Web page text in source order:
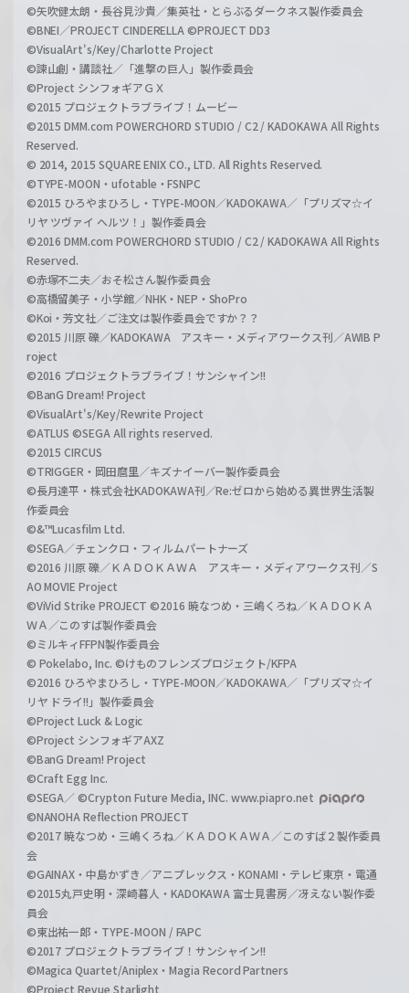
©矢吹健太朗・長谷見沙貴／集英社・とらぶるダークネス製作委員会
©BNEI／PROJECT CINDERELLA ©PROJECT DD3
©VisualArt's/Key/Charlotte Project
©諫山創・講談社／「進撃の巨人」製作委員会
©Project シンフォギアＧＸ
©2015 プロジェクトラブライブ！ムービー
©2015 DMM.com POWERCHORD STUDIO / C2 / KADOKAWA All Rights
Reserved.
© 2014, 2015 SQUARE ENIX CO., LTD. All Rights Reserved.
©TYPE-MOON・ufotable・FSNPC
©2015 ひろやまひろし・TYPE-MOON／KADOKAWA／「プリズマ☆イ
リヤ ツヴァイ ヘルツ！」製作委員会
©2016 DMM.com POWERCHORD STUDIO / C2 / KADOKAWA All Rights
Reserved.
©赤塚不二夫／おそ松さん製作委員会
©高橋留美子・小学館／NHK・NEP・ShoPro
©Koi・芳文社／ご注文は製作委員会ですか？？
©2015 川原 礫／KADOKAWA アスキー・メディアワークス刊／AWIB P
roject
©2016 プロジェクトラブライブ！サンシャイン!!
©BanG Dream! Project
©VisualArt's/Key/Rewrite Project
©ATLUS ©SEGA All rights reserved.
©2015 CIRCUS
©TRIGGER・岡田麿里／キズナイーバー製作委員会
©長月達平・株式会社KADOKAWA刊／Re:ゼロから始める異世界生活製
作委員会
©&™Lucasfilm Ltd.
©SEGA／チェンクロ・フィルムパートナーズ
©2016 川原 礫／ＫＡＤＯＫＡＷＡ アスキー・メディアワークス刊／S
AO MOVIE Project
©ViVid Strike PROJECT ©2016 暁なつめ・三嶋くろね／ＫＡＤＯＫＡ
ＷＡ／このすば製作委員会
©ミルキィFFPN製作委員会
© Pokelabo, Inc. ©けものフレンズプロジェクト/KFPA
©2016 ひろやまひろし・TYPE-MOON／KADOKAWA／「プリズマ☆イ
リヤ ドライ!!」製作委員会
©Project Luck & Logic
©Project シンフォギアAXZ
©BanG Dream! Project
©Craft Egg Inc.
©SEGA／ ©Crypton Future Media, INC. www.piapro.net
©NANOHA Reflection PROJECT
©2017 暁なつめ・三嶋くろね／ＫＡＤＯＫＡＷＡ／このすば２製作委員
会
©GAINAX・中島かずき／アニプレックス・KONAMI・テレビ東京・電通
©2015丸戸史明・深崎暮人・KADOKAWA 富士見書房／冴えない製作委
員会
©東出祐一郎・TYPE-MOON / FAPC
©2017 プロジェクトラブライブ！サンシャイン!!
©Magica Quartet/Aniplex・Magia Record Partners
©Project Revue Starlight